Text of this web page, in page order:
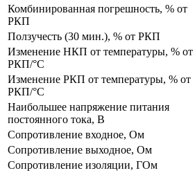
Комбинированная погрешность, % от
РКП
Ползучесть (30 мин.), % от РКП
Изменение НКП от температуры, % от
РКП/°С
Изменение РКП от температуры, % от
РКП/°С
Наибольшее напряжение питания
постоянного тока, В
Сопротивление входное, Ом
Сопротивление выходное, Ом
Сопротивление изоляции, ГОм